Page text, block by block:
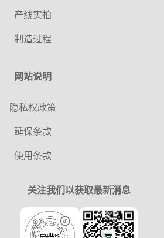
产线实拍
制造过程
网站说明
隐私权政策
延保条款
使用条款
关注我们以获取最新消息